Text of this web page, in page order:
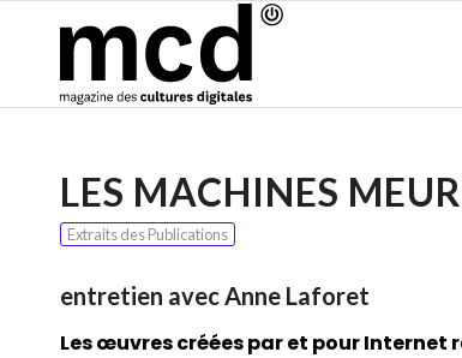
LES MACHINES
Extraits des Publications
entretien avec Anne Laforet
Les œuvres créées par et pour Internet